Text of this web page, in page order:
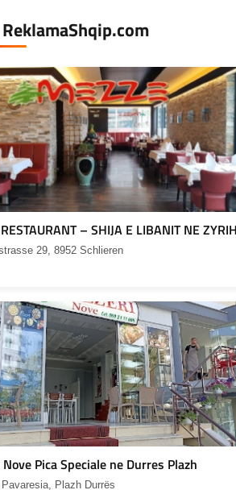
– SHIJA E LIBANIT NE ZYRIH
29, 8952 Schlieren
Pica Speciale ne Durres Plazh
Pavaresia, Plazh Durrës